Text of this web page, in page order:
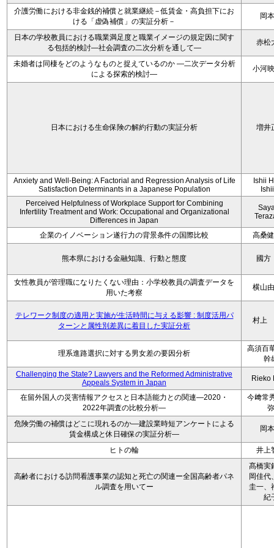
介護労働における非金銭的補償と就業継続－低賃金・高負担下にお
ける「虚偽補償」の実証分析－
岡
日本の学校教員における職業満足度と職業イメージの規定因に関す
る包括的検討―社会調査の二次分析を通して―
赤松
未婚者は同棲をどのようなものと捉えているのか —二次データ分析
による探索的検討—
小河
日本における生命保険の解約行動の実証分析 増井
Anxiety and Well-Being: A Factorial and Regression Analysis of Life
Satisfaction Determinants in a Japanese Population
Ishii
Perceived Helpfulness of Workplace Support for Combining
Infertility Treatment and Work: Occupational and Organizational
Differences in Japan
企業のイノベーション遂行力の背景条件の国際比較 高桑
熊本県における金融知識、行動と態度 國
女性教員が管理職になりたくない理由：小学校教員の調査データを
用いた考察
横山
テレワーク制度の適用と実施が生活時間に与える影響 : 制度活用パ
ターンと属性別差異に着目した実証分析
村上
理系進路選択に対する男女差の要因分析
高須百
幹
Challenging the State? Lawyers and the Reformed Administrative
Appeals System in Japan
Rieko
在留外国人の災害情報アクセスと日本語能力との関連―2020・
2022年調査の比較分析―
今﨑常
弥
危険労働の補償はどこに現れるのか―建設業時短アンケートによる
賃金構成と休日確保の実証分析―
岡
ヒトの輪 井上
高齢者における訪問看護事業の認知と死亡の関連ー全国高齢者パネ
ル調査を用いてー
髙橋実
岡佳代
圭一、
紀